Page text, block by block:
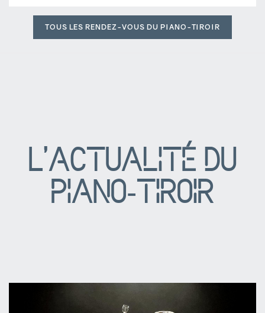
TOUS LES RENDEZ-VOUS DU PIANO-TIROIR
L'actualité du
piano-tiroir